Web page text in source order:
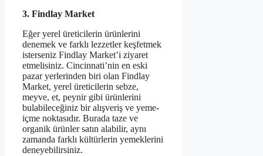
3. Findlay Market
Eğer yerel üreticilerin ürünlerini
denemek ve farklı lezzetler keşfetmek
isterseniz Findlay Market’i ziyaret
etmelisiniz. Cincinnati’nin en eski
pazar yerlerinden biri olan Findlay
Market, yerel üreticilerin sebze,
meyve, et, peynir gibi ürünlerini
bulabileceğiniz bir alışveriş ve yeme-
içme noktasıdır. Burada taze ve
organik ürünler satın alabilir, aynı
zamanda farklı kültürlerin yemeklerini
deneyebilirsiniz.